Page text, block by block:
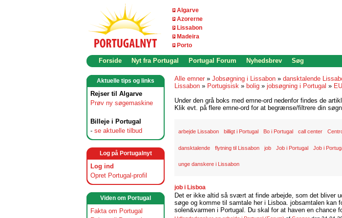
Algarve
Azorerne
Lissabon
Madeira
Porto
Forside Nyt fra Portugal Portugal Forum Nyhedsbrev Søg
Aktuelle tips og links
Rejser til Algarve
Prøv ny søgemaskine
Billeje i Portugal
- se aktuelle tilbud
Log på Portugalnyt
Log ind
Opret Portugal-profil
Viden om Portugal
Fakta om Portugal
Alle emner » Jobsøgning i Lissabon » dansktalende
Lissabon » Portugisisk » bolig » jobsøgning i Portugal » EU
Under den grå boks med emne-ord nedenfor findes de
Klik evt. på flere emne-ord for at begrænse/filtrere din
arbejde Lissabon billigt i Portugal Bo i Portugal call center
dansktalende flytning til Lissabon job Job i Portugal Job i
unge danskere i Lissabon
job i Lisboa
Det er ikke altid så svært at finde arbejde, som det bliver
søge og komme til samtale her i Lisboa. jobsamtalen kan
solen&varmen i Portugal. Du skal for at haven en chance